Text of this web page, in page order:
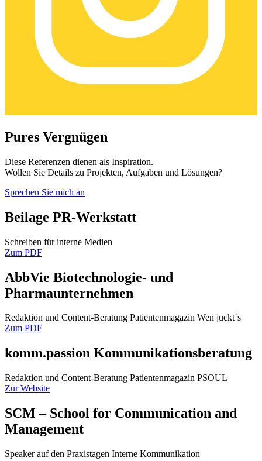
Pures Vergnügen
Diese Referenzen dienen als Inspiration.
Wollen Sie Details zu Projekten, Aufgaben und Lösungen?
Sprechen Sie mich an
Beilage PR-Werkstatt
Schreiben für interne Medien
Zum PDF
AbbVie Biotechnologie- und
Pharmaunternehmen
Redaktion und Content-Beratung Patientenmagazin Wen juckt´s
Zum PDF
komm.passion Kommunikationsberatung
Redaktion und Content-Beratung Patientenmagazin PSOUL
Zur Website
SCM – School for Communication and
Management
Speaker auf den Praxistagen Interne Kommunikation